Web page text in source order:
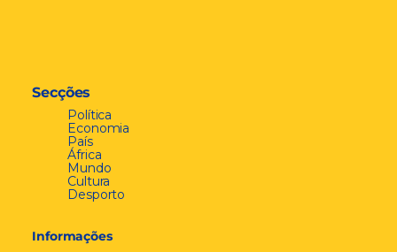
Secções
Política
Economia
País
África
Mundo
Cultura
Desporto
Informações